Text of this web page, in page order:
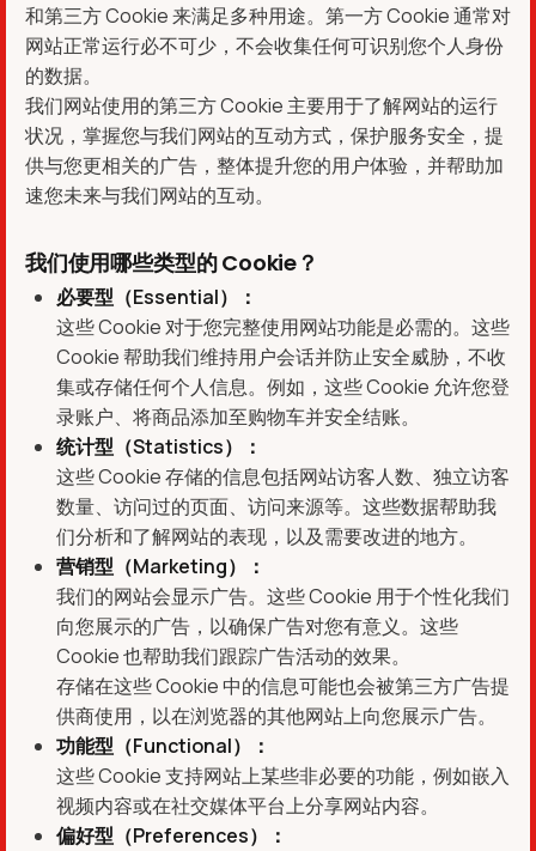
和第三方 Cookie 来满足多种用途。第一方 Cookie 通常对
网站正常运行必不可少，不会收集任何可识别您个人身份
的数据。
我们网站使用的第三方 Cookie 主要用于了解网站的运行
状况，掌握您与我们网站的互动方式，保护服务安全，提
供与您更相关的广告，整体提升您的用户体验，并帮助加
速您未来与我们网站的互动。
我们使用哪些类型的 Cookie？
必要型（Essential）：
这些 Cookie 对于您完整使用网站功能是必需的。这些
Cookie 帮助我们维持用户会话并防止安全威胁，不收
集或存储任何个人信息。例如，这些 Cookie 允许您登
录账户、将商品添加至购物车并安全结账。
统计型（Statistics）：
这些 Cookie 存储的信息包括网站访客人数、独立访客
数量、访问过的页面、访问来源等。这些数据帮助我
们分析和了解网站的表现，以及需要改进的地方。
营销型（Marketing）：
我们的网站会显示广告。这些 Cookie 用于个性化我们
向您展示的广告，以确保广告对您有意义。这些
Cookie 也帮助我们跟踪广告活动的效果。
存储在这些 Cookie 中的信息可能也会被第三方广告提
供商使用，以在浏览器的其他网站上向您展示广告。
功能型（Functional）：
这些 Cookie 支持网站上某些非必要的功能，例如嵌入
视频内容或在社交媒体平台上分享网站内容。
偏好型（Preferences）：